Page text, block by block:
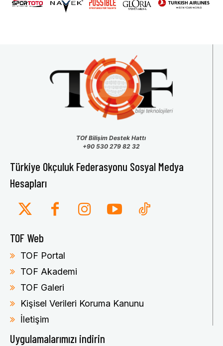
TOf Bilişim Destek Hattı
+90 530 279 82 32
Türkiye Okçuluk Federasyonu Sosyal Medya
Hesapları
TOF Web
TOF Portal
TOF Akademi
TOF Galeri
Kişisel Verileri Koruma Kanunu
İletişim
Uygulamalarımızı indirin